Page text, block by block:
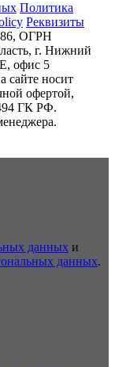
Политика
Реквизиты
ОГРН
г. Нижний
офис 5
сайте носит
офертой,
ГК РФ.
данных и
данных.